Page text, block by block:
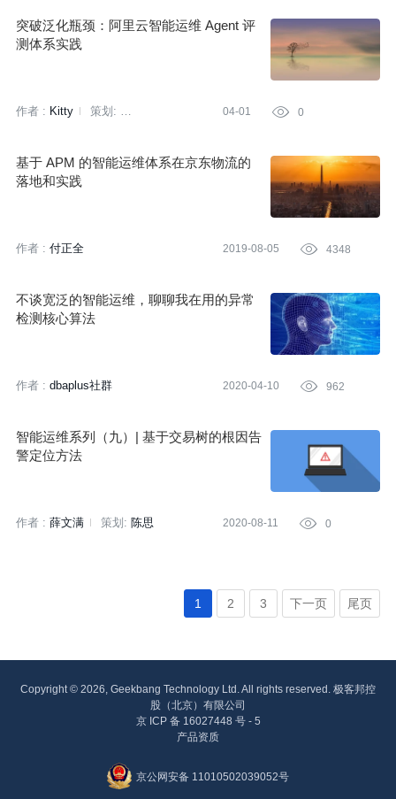
突破泛化瓶颈：阿里云智能运维 Agent 评
测体系实践
作者 : Kitty
策划:
04-01  0
基于 APM 的智能运维体系在京东物流的
落地和实践
作者 : 付正全 2019-08-05  4348
不谈宽泛的智能运维，聊聊我在用的异常
检测核心算法
作者 : dbaplus社群 2020-04-10  962
智能运维系列（九）| 基于交易树的根因告
警定位方法
作者 : 薛文满 策划: 陈思 2020-08-11  0
1 2 3 下一页 尾页
Copyright © 2026, Geekbang Technology Ltd. All rights reserved. 极客邦控
股（北京）有限公司
京 ICP 备 16027448 号 - 5
产品资质
京公网安备 11010502039052号